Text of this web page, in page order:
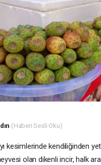
(Haberi Sesli Oku)
kesimlerinde kendiliğinden
olan dikenli incir, halk